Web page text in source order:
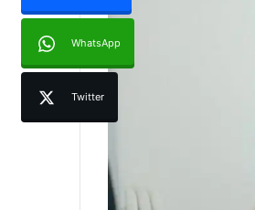
WhatsApp
Twitter